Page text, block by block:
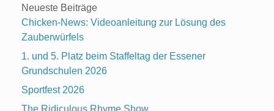
Neueste Beiträge
Chicken-News: Videoanleitung zur Lösung des
Zauberwürfels
1. und 5. Platz beim Staffeltag der Essener
Grundschulen 2026
Sportfest 2026
The Ridiculous Rhyme Show